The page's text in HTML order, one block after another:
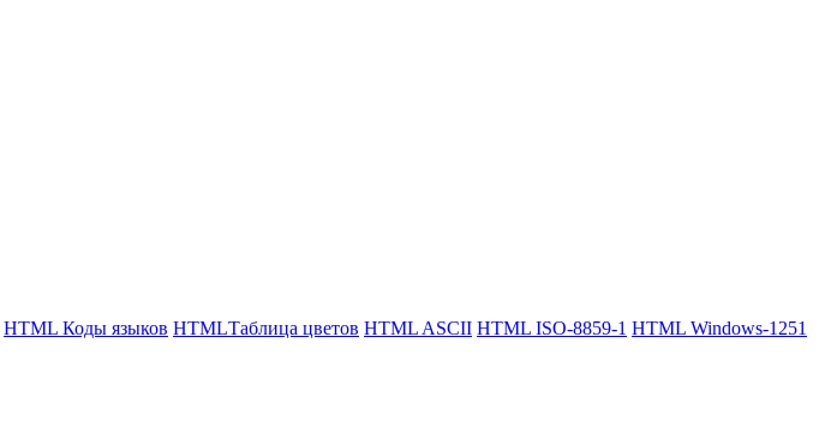
HTML Коды языков HTMLТаблица цветов HTML ASCII HTML ISO-8859-1 HTML Windows-1251